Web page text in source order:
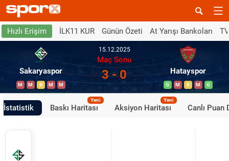
Hızlı Erişim İLK11 KUR Günün Özeti At Yarışı Bankoları
Sakaryaspor
M M B M M
15.12.2025
Maç Sonu
3 - 0 Hatayspor
G M B M G
İstatistik Baskı Haritası
Yeni
Aksiyon Haritası
Yeni
Canlı Puan